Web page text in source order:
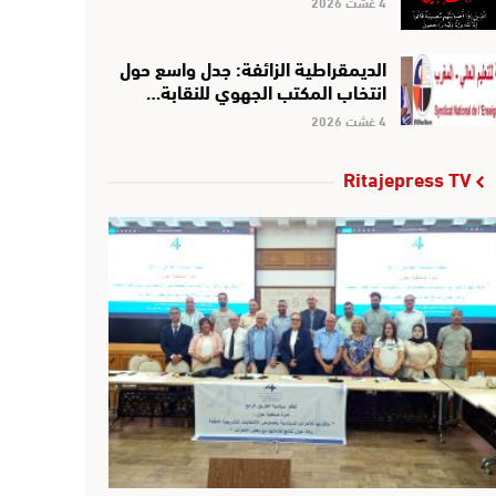
الديمقراطية الزائفة: جدل واسع حول
انتخاب المكتب الجهوي للنقابة…
4 غشت 2026
Ritajepress TV